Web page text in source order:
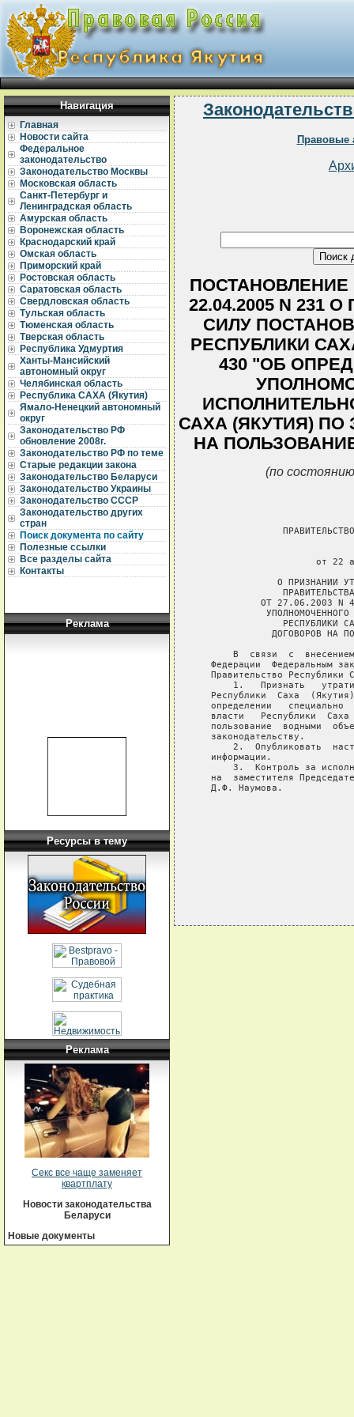
Навигация
Главная
Новости сайта
Федеральное
законодательство
Законодательство Москвы
Московская область
Санкт-Петербург и
Ленинградская область
Амурская область
Воронежская область
Краснодарский край
Омская область
Приморский край
Ростовская область
Саратовская область
Свердловская область
Тульская область
Тюменская область
Тверская область
Республика Удмуртия
Ханты-Мансийский
автономный округ
Челябинская область
Республика САХА (Якутия)
Ямало-Ненецкий автономный
округ
Законодательство РФ
обновление 2008г.
Законодательство РФ по теме
Старые редакции закона
Законодательство Беларуси
Законодательство Украины
Законодательство СССР
Законодательство других
стран
Поиск документа по сайту
Полезные ссылки
Все разделы сайта
Контакты
Реклама
Ресурсы в тему
Реклама
Секс все чаще заменяет
квартплату
Новости законодательства
Беларуси
Новые документы
Правовые
ПОСТАНОВЛЕНИЕ
22.04.2005 N
СИЛУ
РЕСПУБЛИКИ
430 "ОБ
САХА (ЯКУТИЯ)
НА
(по
от 22
О ПРИЗНАНИИ
ОТ 27.06.2003 N
РЕСПУБЛИКИ
ДОГОВОРОВ НА
В  связи  с
Федерации  Федеральным
Правительство Республики
1.   Признать
Республики  Саха
определении   специально
власти   Республики
пользование  водными
   законодательству.
2.  Опубликовать
   информации.
3.  Контроль за
на  заместителя
   Д.Ф. Наумова.